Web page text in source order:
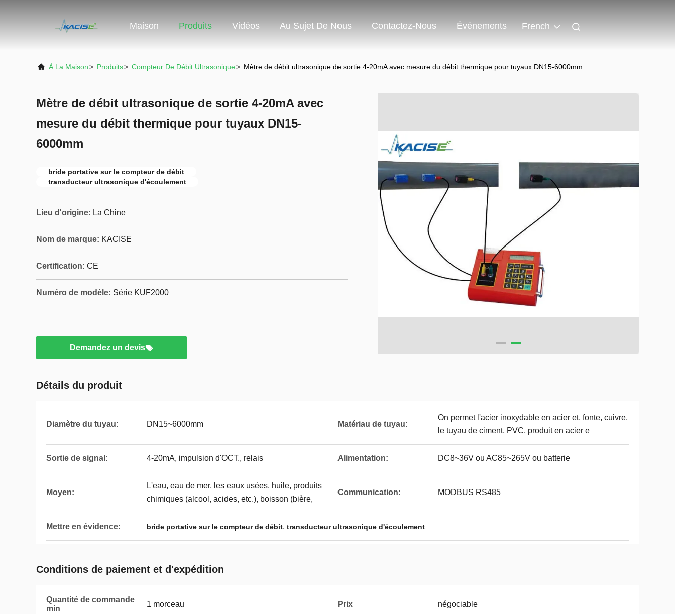
Maison Produits Vidéos Au Sujet De Nous Contactez-Nous Événements French
À La Maison> Produits> Compteur De Débit Ultrasonique> Mètre de débit ultrasonique de sortie 4-20mA avec mesure du débit thermique pour tuyaux DN15-6000mm
Mètre de débit ultrasonique de sortie 4-20mA avec
mesure du débit thermique pour tuyaux DN15-
6000mm
bride portative sur le compteur de débit
transducteur ultrasonique d'écoulement
Lieu d'origine: La Chine
Nom de marque: KACISE
Certification: CE
Numéro de modèle: Série KUF2000
Demandez un devis
Détails du produit
Diamètre du tuyau: DN15~6000mm Matériau de tuyau:
On permet l'acier inoxydable en acier et, fonte, cuivre,
le tuyau de ciment, PVC, produit en acier e
Sortie de signal: 4-20mA, impulsion d'OCT., relais Alimentation: DC8~36V ou AC85~265V ou batterie
Moyen:
L'eau, eau de mer, les eaux usées, huile, produits
chimiques (alcool, acides, etc.), boisson (bière,
Communication: MODBUS RS485
Mettre en évidence: bride portative sur le compteur de débit, transducteur ultrasonique d'écoulement
Conditions de paiement et d'expédition
Quantité de commande
min
1 morceau Prix négociable